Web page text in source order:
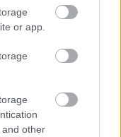
or app.
other
– Budapest,
– Miskolc,
Erkel